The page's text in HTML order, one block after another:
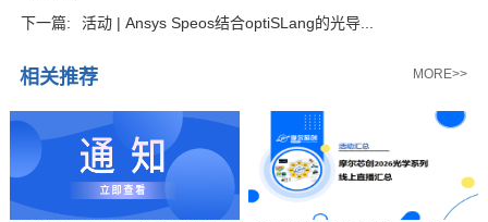
下一篇:
活动 | Ansys Speos结合optiSLang的光导...
相关推荐 MORE>>